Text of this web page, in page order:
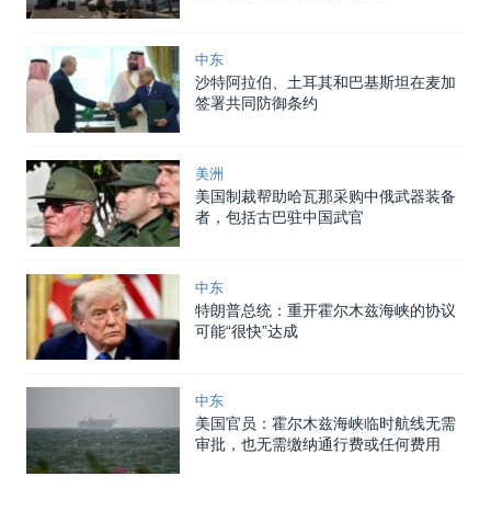
中东
沙特阿拉伯、土耳其和巴基斯坦在麦加
签署共同防御条约
美洲
美国制裁帮助哈瓦那采购中俄武器装备
者，包括古巴驻中国武官
中东
特朗普总统：重开霍尔木兹海峡的协议
可能“很快”达成
中东
美国官员：霍尔木兹海峡临时航线无需
审批，也无需缴纳通行费或任何费用